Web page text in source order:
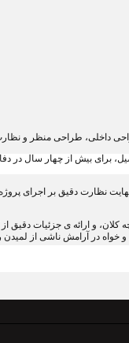
برای بیش از چهار سال در
دقیق بر اجرای
و ارائه ی جزئیات
در آرامش ناشی از